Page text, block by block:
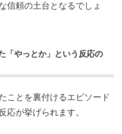
信頼の土台となるでしょ
「やっとか」という反応の
ことを裏付けるエピソード
応が挙げられます。